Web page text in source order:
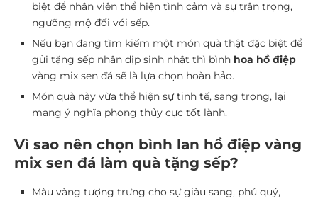
biệt để nhân viên thể hiện tình cảm và sự trân trọng,
ngưỡng mộ đối với sếp.
Nếu bạn đang tìm kiếm một món quà thật đặc biệt để
gửi tặng sếp nhân dịp sinh nhật thì bình hoa hồ điệp
vàng mix sen đá sẽ là lựa chọn hoàn hảo.
Món quà này vừa thể hiện sự tinh tế, sang trọng, lại
mang ý nghĩa phong thủy cực tốt lành.
Vì sao nên chọn bình lan hồ điệp vàng
mix sen đá làm quà tặng sếp?
Màu vàng tượng trưng cho sự giàu sang, phú quý,